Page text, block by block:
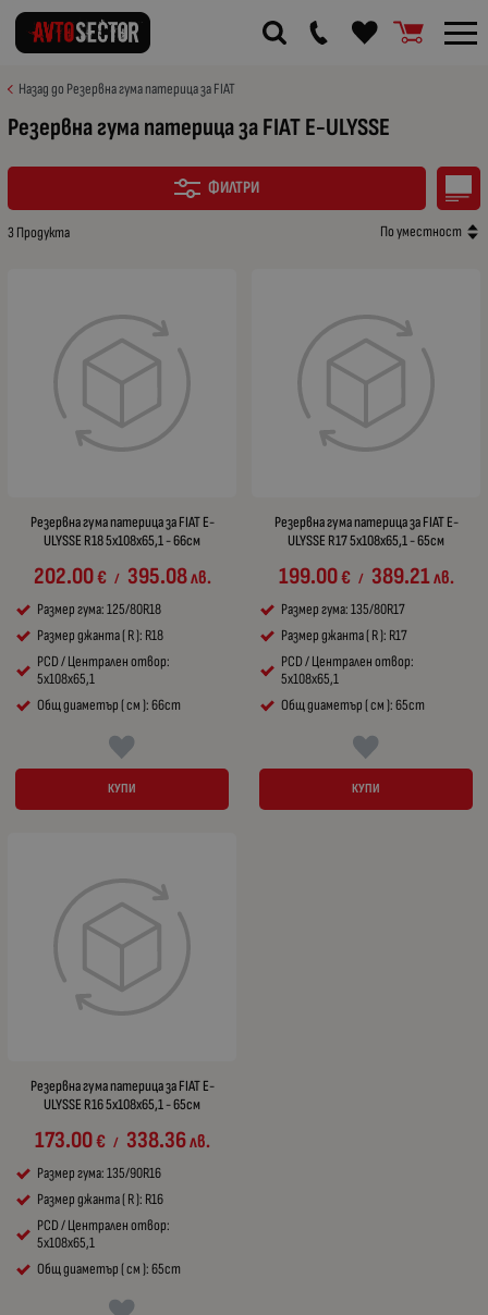
Назад до Резервна гума патерица за FIAT
Резервна гума патерица за FIAT E-ULYSSE
ФИЛТРИ
3 Продукта По уместност
Резервна гума патерица за FIAT E-
ULYSSE R18 5x108x65,1 - 66см
202.00€ / 395.08лв.
Размер гума: 125/80R18
Размер джанта ( R ): R18
PCD / Централен отвор:
5x108x65,1
Общ диаметър ( см ): 66cm
КУПИ
Резервна гума патерица за FIAT E-
ULYSSE R17 5x108x65,1 - 65см
199.00€ / 389.21лв.
Размер гума: 135/80R17
Размер джанта ( R ): R17
PCD / Централен отвор:
5x108x65,1
Общ диаметър ( см ): 65cm
КУПИ
Резервна гума патерица за FIAT E-
ULYSSE R16 5x108x65,1 - 65см
173.00€ / 338.36лв.
Размер гума: 135/90R16
Размер джанта ( R ): R16
PCD / Централен отвор:
5x108x65,1
Общ диаметър ( см ): 65cm